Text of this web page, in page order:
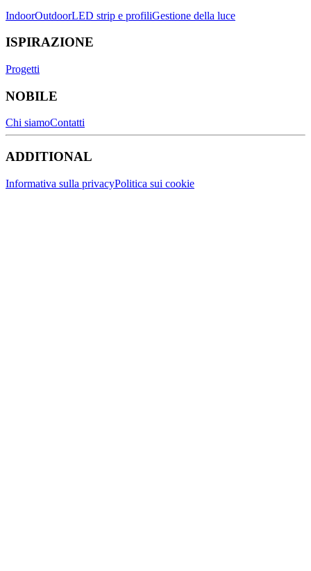
IndoorOutdoorLED strip e profiliGestione della luce
ISPIRAZIONE
Progetti
NOBILE
Chi siamoContatti
ADDITIONAL
Informativa sulla privacyPolitica sui cookie